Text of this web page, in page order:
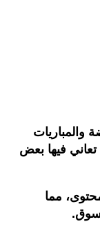
والمباريات
تعاني فيها بعض
مما
.